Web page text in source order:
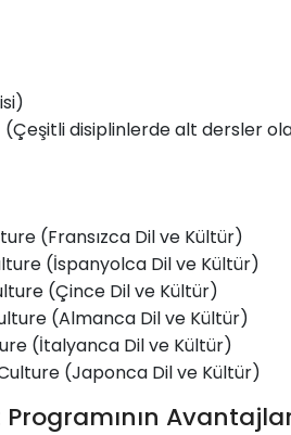
disiplinlerde alt dersler
(Fransızca Dil ve Kültür)
(İspanyolca Dil ve Kültür)
(Çince Dil ve Kültür)
(Almanca Dil ve Kültür)
(İtalyanca Dil ve Kültür)
(Japonca Dil ve Kültür)